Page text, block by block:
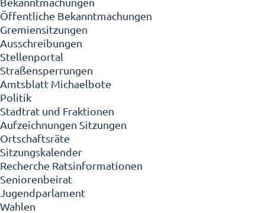
Öffentliche Bekanntmachungen
Gremiensitzungen
Ausschreibungen
Stellenportal
Straßensperrungen
Amtsblatt Michaelbote
Politik
Stadtrat und Fraktionen
Aufzeichnungen Sitzungen
Ortschaftsräte
Sitzungskalender
Recherche Ratsinformationen
Seniorenbeirat
Jugendparlament
Wahlen